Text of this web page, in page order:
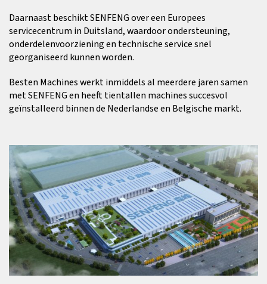
Daarnaast beschikt SENFENG over een Europees
servicecentrum in Duitsland, waardoor ondersteuning,
onderdelenvoorziening en technische service snel
georganiseerd kunnen worden.
Besten Machines werkt inmiddels al meerdere jaren samen
met SENFENG en heeft tientallen machines succesvol
geïnstalleerd binnen de Nederlandse en Belgische markt.